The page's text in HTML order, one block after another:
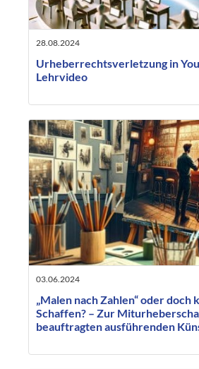
28.08.2024
Urheberrechtsverletzung in
Lehrvideo
03.06.2024
„Malen nach Zahlen“ oder doch
Schaffen? – Zur
beauftragten ausführenden